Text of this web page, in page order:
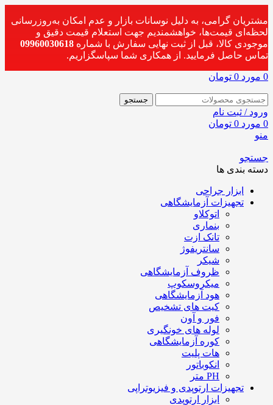
مشتریان گرامی، به دلیل نوسانات بازار و عدم امکان به‌روزرسانی
لحظه‌ای قیمت‌ها، خواهشمندیم جهت استعلام قیمت دقیق و
موجودی کالا، قبل از ثبت نهایی سفارش با شماره 09960030618
تماس حاصل فرمایید. از همکاری شما سپاسگزاریم.
0 مورد 0 تومان
جستجو
ورود / ثبت نام
0 مورد 0 تومان
منو
جستجو
دسته بندی ها
ابزار جراحی
تجهیزات آزمایشگاهی
اتوکلاو
بنماری
تانک ازت
سانتریفوژ
شیکر
ظروف آزمایشگاهی
میکروسکوپ
هود آزمایشگاهی
کیت های تشخیص
فور و آون
لوله های خونگیری
کوره آزمایشگاهی
هات پلیت
انکوباتور
PH متر
تجهیزات ارتوپدی و فیزیوتراپی
ابزار ارتوپدی